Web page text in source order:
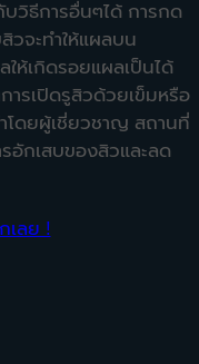
บวิธีการอื่นๆได้ การกด
วจะทำให้แผลบน
ห้เกิดรอยแผลเป็นได้
รเปิดรูสิวด้วยเข็มหรือ
โดยผู้เชี่ยวชาญ สถานที่
อักเสบของสิวและลด
เลย !